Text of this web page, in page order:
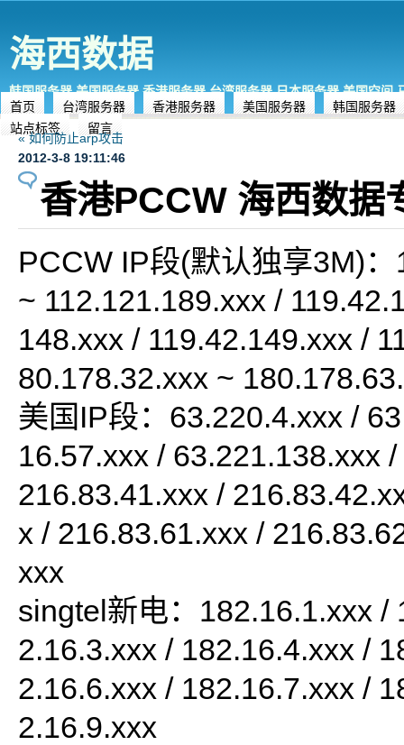
海西数据
韩国服务器,美国服务器,香港服务器,台湾服务器,日本服务器,美国空间
首页
台湾服务器 香港服务器 美国服务器
韩国服务器
站点标签
留言
« 如何防止arp攻击
2012-3-8 19:11:46
香港PCCW 海西数据
PCCW IP段(默认独享3M)
~ 112.121.189.xxx /
148.xxx / 119.42.149.xxx /
80.178.32.xxx ~
美国IP段：63.220.4.xxx /
16.57.xxx / 63.221.138.xxx
216.83.41.xxx /
x / 216.83.61.xxx /
xxx
singtel新电：182.16.1.xxx /
2.16.3.xxx / 182.16.4.xxx /
2.16.6.xxx / 182.16.7.xxx /
2.16.9.xxx